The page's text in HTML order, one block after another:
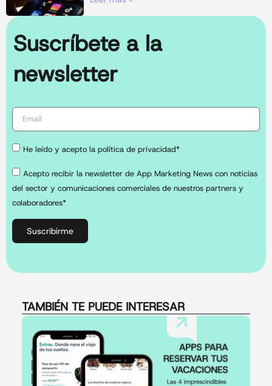
Suscríbete a la
newsletter
He leído y acepto la política de privacidad*
Acepto recibir la newsletter de App Marketing News con noticias
del sector y comunicaciones comerciales de nuestros partners y
colaboradores*
Suscribirme
TAMBIÉN TE PUEDE INTERESAR